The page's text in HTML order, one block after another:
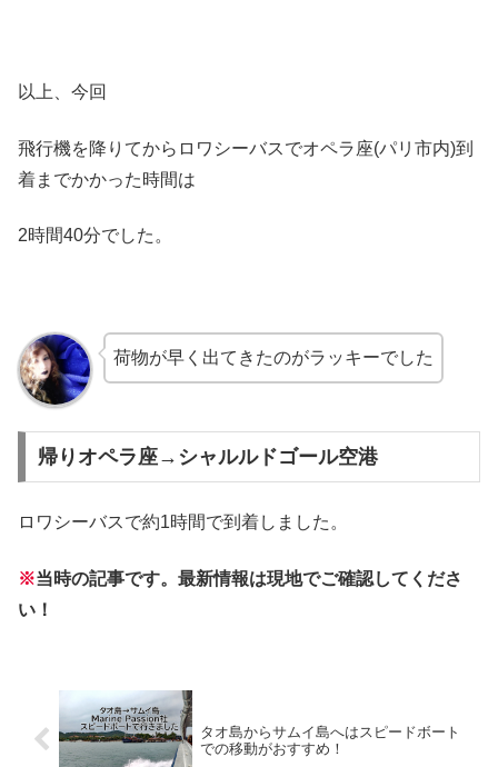
以上、今回
飛行機を降りてからロワシーバスでオペラ座(パリ市内)到
着までかかった時間は
2時間40分でした。
荷物が早く出てきたのがラッキーでした
帰りオペラ座→シャルルドゴール空港
ロワシーバスで約1時間で到着しました。
※当時の記事です。最新情報は現地でご確認してくださ
い！
タオ島からサムイ島へはスピードボート
での移動がおすすめ！